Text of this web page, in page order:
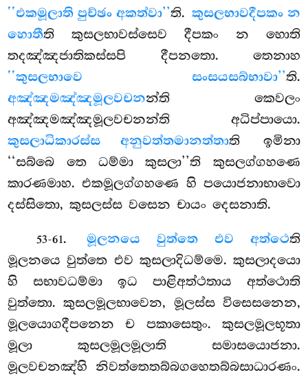
‘‘එකමූලාති පුච්ඡං අකත්වා’’ති.කුසලභාවදීපකං න
හොතීති කුසලභාවස්සෙව දීපකං න හොති
තදඤ්ඤජාතිකස්සපි දීපනතො. තෙනාහ
‘‘කුසලභාවෙ සංසයසබ්භාවා’’ති.
අඤ්ඤමඤ්ඤමූලවචනන්ති කෙවලං
අඤ්ඤමඤ්ඤමූලවචනන්ති අධිප්පායො.
කුසලාධිකාරස්ස අනුවත්තමානත්තාති ඉමිනා
‘‘සබ්බෙ තෙ ධම්මා කුසලා’’ති කුසලග්ගහණෙ
කාරණමාහ. එකමූලග්ගහණෙ හි පයොජනාභාවො
දස්සිතො, කුසලස්ස වසෙන චායං දෙසනාති.
53-61. මූලනයෙ වුත්තෙ එව අත්ථෙති
මූලනයෙ වුත්තෙ එව කුසලාදිධම්මෙ. කුසලාදයො
හි සභාවධම්මා ඉධ පාළිඅත්ථතාය අත්ථොති
වුත්තො. කුසලමූලභාවෙන, මූලස්ස විසෙසනෙන,
මූලයොගදීපනෙන ච පකාසෙතුං. කුසලමූලභූතා
මූලා කුසලමූලමූලාති සමාසයොජනා.
මූලවචනඤ්හි නිවත්තෙතබ්බගහෙතබ්බසාධාරණං.